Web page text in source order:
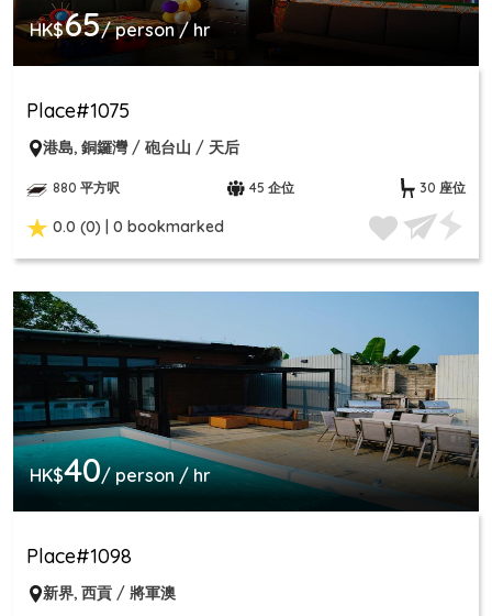
HK$65/ person / hr
Place#1075
港島, 銅鑼灣 / 砲台山 / 天后
880 平方呎 45 企位 30 座位
0.0 (0) | 0 bookmarked
HK$40/ person / hr
Place#1098
新界, 西貢 / 將軍澳